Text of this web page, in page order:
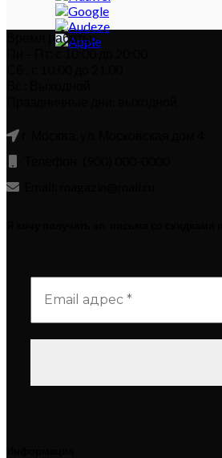
Время работы:
Пн – Пт: с 10:00 до 20:00